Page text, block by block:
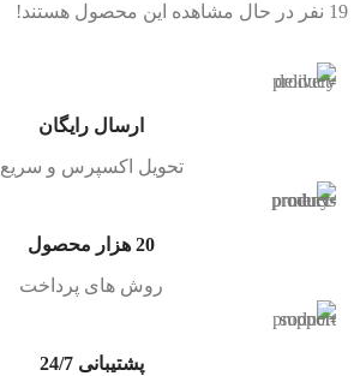
19 نفر در حال مشاهده این محصول هستند!
ارسال رایگان
تحویل اکسپرس و سریع
20 هزار محصول
روش های پرداخت
پشتیبانی 24/7